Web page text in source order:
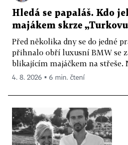
Hledá se papaláš. Kdo
majákem skrze
Před několika dny se do jedné
přihnalo obří luxusní BMW se
blikajícím majáčkem na střeše.
4. 8. 2026 ▪ 6 min. čtení